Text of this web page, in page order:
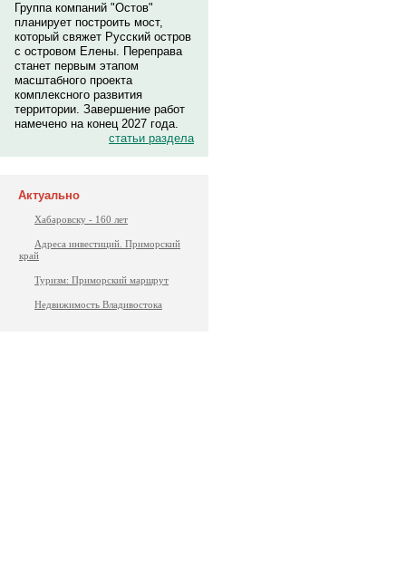
Группа компаний "Остов"
планирует построить мост,
который свяжет Русский остров
с островом Елены. Переправа
станет первым этапом
масштабного проекта
комплексного развития
территории. Завершение работ
намечено на конец 2027 года.
статьи раздела
Актуально
Хабаровску - 160 лет
Адреса инвестиций. Приморский
край
Туризм: Приморский маршрут
Недвижимость Владивостока